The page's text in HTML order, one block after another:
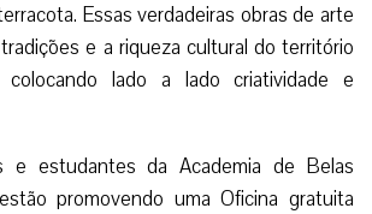
Essas verdadeiras obras de arte
e a riqueza cultural do território
colocando lado a lado criatividade e
e estudantes da Academia de Belas
promovendo uma Oficina gratuita